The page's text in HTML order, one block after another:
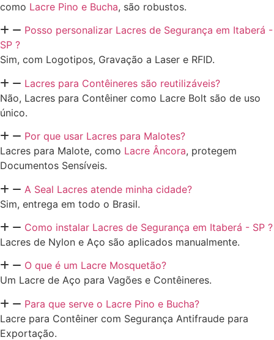
como Lacre Pino e Bucha, são robustos.
Posso personalizar Lacres de Segurança em Itaberá -
SP ?
Sim, com Logotipos, Gravação a Laser e RFID.
Lacres para Contêineres são reutilizáveis?
Não, Lacres para Contêiner como Lacre Bolt são de uso
único.
Por que usar Lacres para Malotes?
Lacres para Malote, como Lacre Âncora, protegem
Documentos Sensíveis.
A Seal Lacres atende minha cidade?
Sim, entrega em todo o Brasil.
Como instalar Lacres de Segurança em Itaberá - SP ?
Lacres de Nylon e Aço são aplicados manualmente.
O que é um Lacre Mosquetão?
Um Lacre de Aço para Vagões e Contêineres.
Para que serve o Lacre Pino e Bucha?
Lacre para Contêiner com Segurança Antifraude para
Exportação.